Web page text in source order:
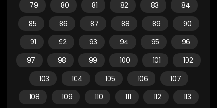
79
80 81 82 83
84
85
86 87 88 89
90
91
92 93 94 95
96
97
98 99 100 101
102
103
104 105 106
107
108
109 110 111 112
113